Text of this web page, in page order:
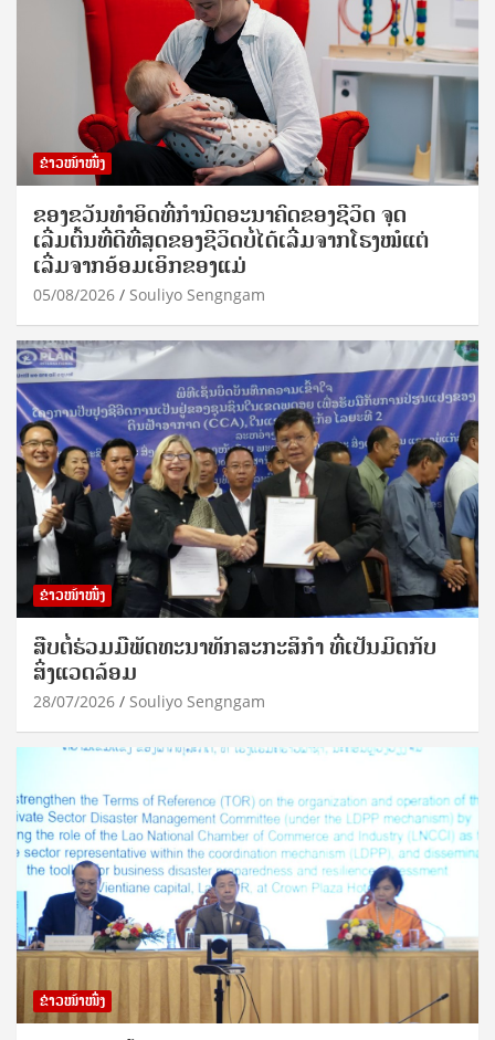
ຂ່າວໜ້າໜຶ່ງ
ຂອງຂວັນທໍາອິດທີ່ກໍານົດອະນາຄົດຂອງຊີວິດ ຈຸດ
ເລີ່ມຕົ້ນທີ່ດີທີ່ສຸດຂອງຊີວິດບໍ່ໄດ້ເລີ່ມຈາກໂຮງໝໍແຕ່
ເລີ່ມຈາກອ້ອມເອິກຂອງແມ່
05/08/2026 Souliyo Sengngam
ຂ່າວໜ້າໜຶ່ງ
ສືບຕໍ່ຮ່ວມມືພັດທະນາທັກສະກະສິກຳ ທີ່ເປັນມິດກັບ
ສິ່ງແວດລ້ອມ
28/07/2026 Souliyo Sengngam
ຂ່າວໜ້າໜຶ່ງ